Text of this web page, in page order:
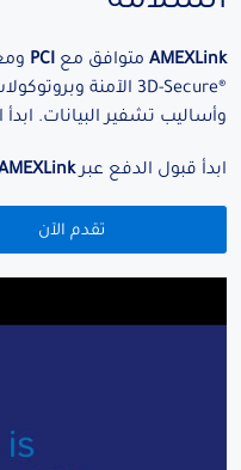
AMEXLink متوافق مع PCI
®3D-Secure الآمنة وبروتوكولات النقل الآمن للبيانات
وأساليب تشفير البيانات.
ابدأ قبول الدفع عبر
تقدم الآن